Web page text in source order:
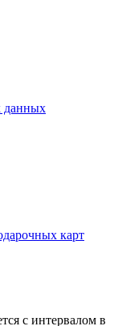
данных
карт
с интервалом в